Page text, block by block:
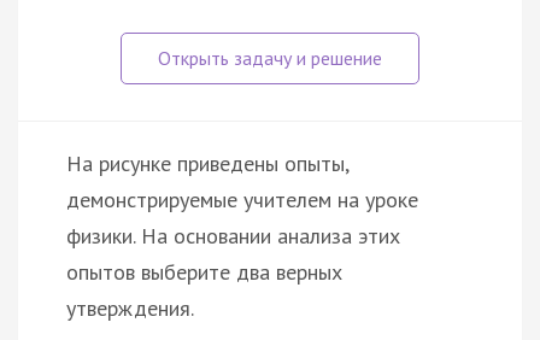
На рисунке приведены опыты,
демонстрируемые учителем на уроке
физики. На основании анализа этих
опытов выберите два верных
утверждения.